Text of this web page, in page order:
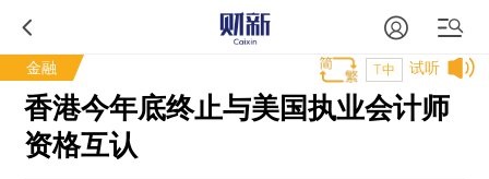
金融 试听
T中
香港今年底终止与美国执业会计师
资格互认